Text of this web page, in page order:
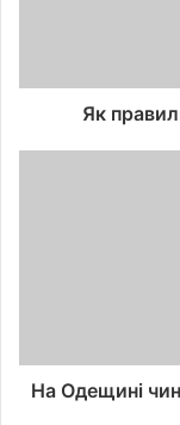
Як
На Одещині